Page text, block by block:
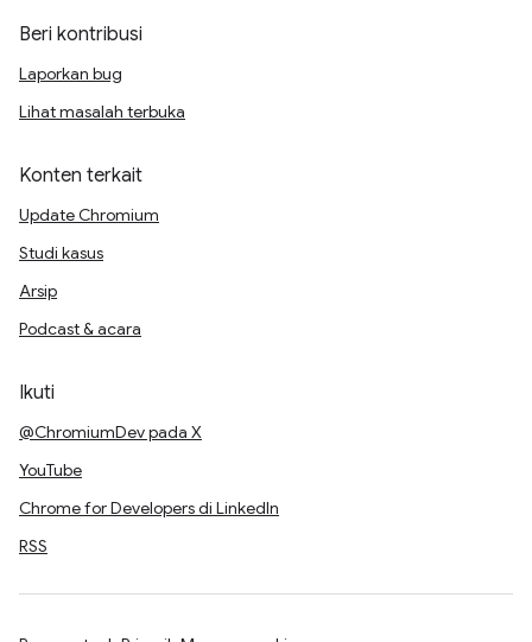
Beri kontribusi
Laporkan bug
Lihat masalah terbuka
Konten terkait
Update Chromium
Studi kasus
Arsip
Podcast & acara
Ikuti
@ChromiumDev pada X
YouTube
Chrome for Developers di LinkedIn
RSS